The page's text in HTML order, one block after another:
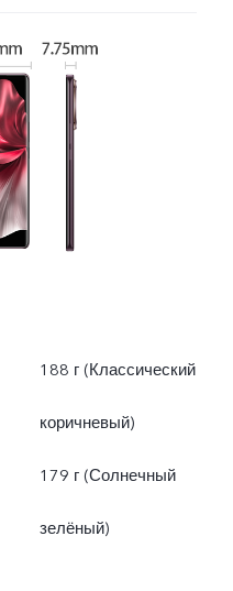
188 г (Классический
коричневый)
179 г (Солнечный
зелёный)